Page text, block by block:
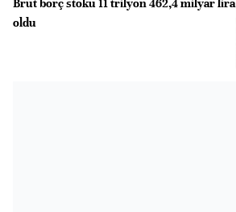
Brüt borç stoku 11 trilyon 462,4 milyar lira
oldu